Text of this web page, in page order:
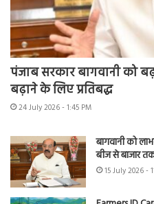
पंजाब सरकार बागवानी को
बढ़ाने के लिए प्रतिबद्ध
24 July 2026 - 1:45 PM
बागवानी को
बीज से बाजार
15 July 2026 -